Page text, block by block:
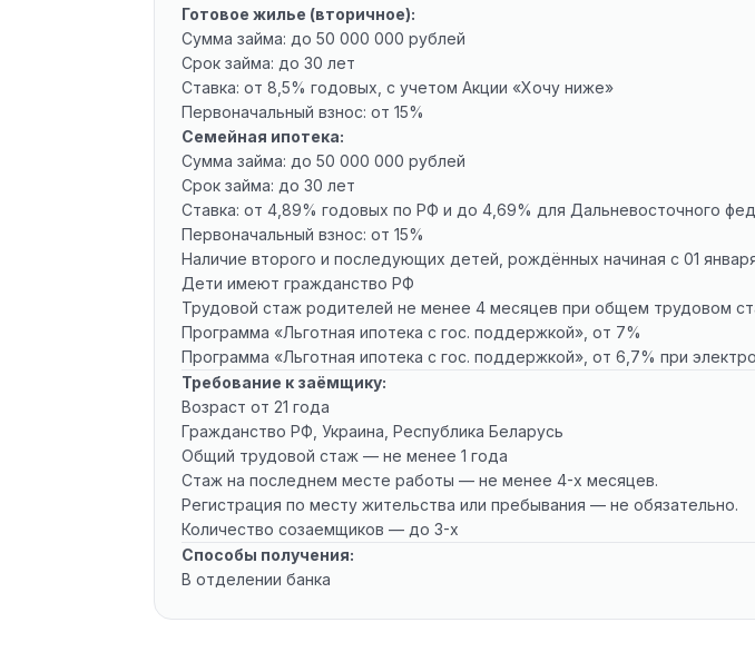
Готовое жилье (вторичное):
Сумма займа: до 50 000 000 рублей
Срок займа: до 30 лет
Ставка: от 8,5% годовых, с учетом Акции «Хочу ниже»
Первоначальный взнос: от 15%
Семейная ипотека:
Сумма займа: до 50 000 000 рублей
Срок займа: до 30 лет
Ставка: от 4,89% годовых по РФ и до 4,69% для Дальневосточного
Первоначальный взнос: от 15%
Наличие второго и последующих детей, рождённых начиная с 01
Дети имеют гражданство РФ
Трудовой стаж родителей не менее 4 месяцев при общем трудовом
Программа «Льготная ипотека с гос. поддержкой», от 7%
Программа «Льготная ипотека с гос. поддержкой», от 6,7% при
Требование к заёмщику:
Возраст от 21 года
Гражданство РФ, Украина, Республика Беларусь
Общий трудовой стаж — не менее 1 года
Стаж на последнем месте работы — не менее 4-х месяцев.
Регистрация по месту жительства или пребывания — не обязательно.
Количество созаемщиков — до 3-х
Способы получения:
В отделении банка